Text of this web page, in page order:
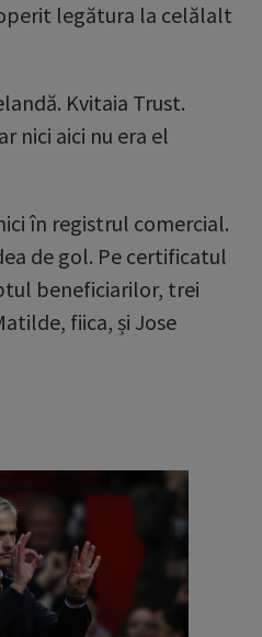
legătura la celălalt
Kvitaia Trust.
nici aici nu era el
în registrul comercial.
de gol. Pe certificatul
beneficiarilor, trei
fiica, și Jose